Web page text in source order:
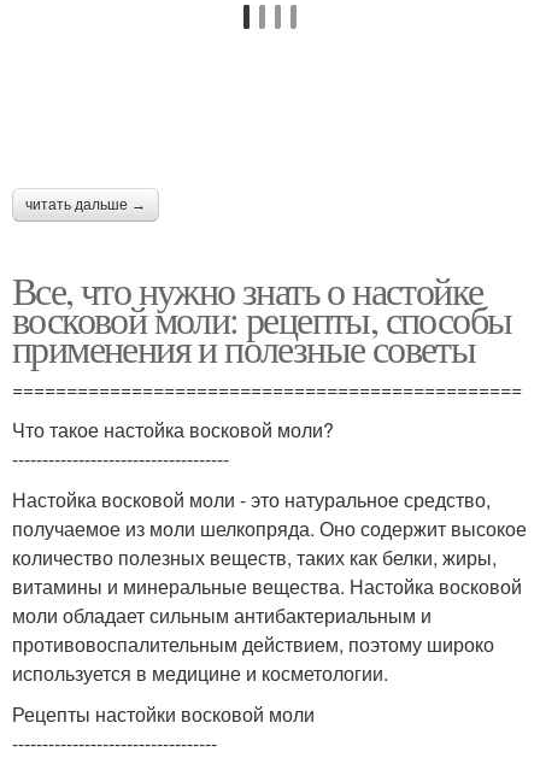
читать дальше →
Все, что нужно знать о настойке
восковой моли: рецепты, способы
применения и полезные советы
===============================================
Что такое настойка восковой моли?
------------------------------------
Настойка восковой моли - это натуральное средство,
получаемое из моли шелкопряда. Оно содержит высокое
количество полезных веществ, таких как белки, жиры,
витамины и минеральные вещества. Настойка восковой
моли обладает сильным антибактериальным и
противовоспалительным действием, поэтому широко
используется в медицине и косметологии.
Рецепты настойки восковой моли
----------------------------------